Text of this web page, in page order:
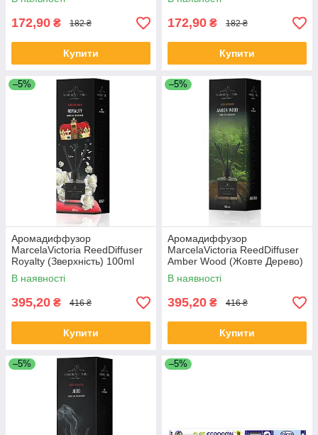
172,90 ₴ 182 ₴
Купити
172,90 ₴ 182 ₴
Купити
–5%
Аромадиффузор
MarcelaVictoria ReedDiffuser
Royalty (Зверхність) 100ml
В наявності
395,20 ₴ 416 ₴
Купити
–5%
Аромадиффузор
MarcelaVictoria ReedDiffuser
Amber Wood (Жовте Дерево)
100ml
В наявності
395,20 ₴ 416 ₴
Купити
–5% –5%